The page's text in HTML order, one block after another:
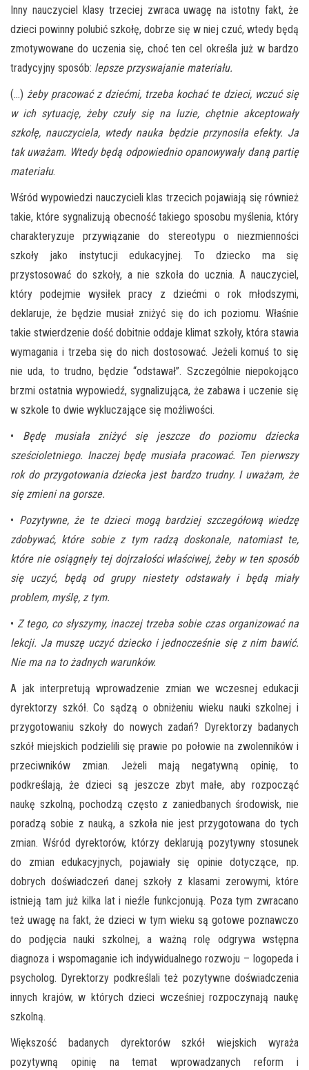
Inny nauczyciel klasy trzeciej zwraca uwagę na istotny fakt, że
dzieci powinny polubić szkołę, dobrze się w niej czuć, wtedy będą
zmotywowane do uczenia się, choć ten cel określa już w bardzo
tradycyjny sposób: lepsze przyswajanie materiału.
(…) żeby pracować z dziećmi, trzeba kochać te dzieci, wczuć się
w ich sytuację, żeby czuły się na luzie, chętnie akceptowały
szkołę, nauczyciela, wtedy nauka będzie przynosiła efekty. Ja
tak uważam. Wtedy będą odpowiednio opanowywały daną partię
materiału.
Wśród wypowiedzi nauczycieli klas trzecich pojawiają się również
takie, które sygnalizują obecność takiego sposobu myślenia, który
charakteryzuje przywiązanie do stereotypu o niezmienności
szkoły jako instytucji edukacyjnej. To dziecko ma się
przystosować do szkoły, a nie szkoła do ucznia. A nauczyciel,
który podejmie wysiłek pracy z dziećmi o rok młodszymi,
deklaruje, że będzie musiał zniżyć się do ich poziomu. Właśnie
takie stwierdzenie dość dobitnie oddaje klimat szkoły, która stawia
wymagania i trzeba się do nich dostosować. Jeżeli komuś to się
nie uda, to trudno, będzie “odstawał”. Szczególnie niepokojąco
brzmi ostatnia wypowiedź, sygnalizująca, że zabawa i uczenie się
w szkole to dwie wykluczające się możliwości.
• Będę musiała zniżyć się jeszcze do poziomu dziecka
sześcioletniego. Inaczej będę musiała pracować. Ten pierwszy
rok do przygotowania dziecka jest bardzo trudny. I uważam, że
się zmieni na gorsze.
• Pozytywne, że te dzieci mogą bardziej szczegółową wiedzę
zdobywać, które sobie z tym radzą doskonale, natomiast te,
które nie osiągnęły tej dojrzałości właściwej, żeby w ten sposób
się uczyć, będą od grupy niestety odstawały i będą miały
problem, myślę, z tym.
• Z tego, co słyszymy, inaczej trzeba sobie czas organizować na
lekcji. Ja muszę uczyć dziecko i jednocześnie się z nim bawić.
Nie ma na to żadnych warunków.
A jak interpretują wprowadzenie zmian we wczesnej edukacji
dyrektorzy szkół. Co sądzą o obniżeniu wieku nauki szkolnej i
przygotowaniu szkoły do nowych zadań? Dyrektorzy badanych
szkół miejskich podzielili się prawie po połowie na zwolenników i
przeciwników zmian. Jeżeli mają negatywną opinię, to
podkreślają, że dzieci są jeszcze zbyt małe, aby rozpocząć
naukę szkolną, pochodzą często z zaniedbanych środowisk, nie
poradzą sobie z nauką, a szkoła nie jest przygotowana do tych
zmian. Wśród dyrektorów, którzy deklarują pozytywny stosunek
do zmian edukacyjnych, pojawiały się opinie dotyczące, np.
dobrych doświadczeń danej szkoły z klasami zerowymi, które
istnieją tam już kilka lat i nieźle funkcjonują. Poza tym zwracano
też uwagę na fakt, że dzieci w tym wieku są gotowe poznawczo
do podjęcia nauki szkolnej, a ważną rolę odgrywa wstępna
diagnoza i wspomaganie ich indywidualnego rozwoju – logopeda i
psycholog. Dyrektorzy podkreślali też pozytywne doświadczenia
innych krajów, w których dzieci wcześniej rozpoczynają naukę
szkolną.
Większość badanych dyrektorów szkół wiejskich wyraża
pozytywną opinię na temat wprowadzanych reform i